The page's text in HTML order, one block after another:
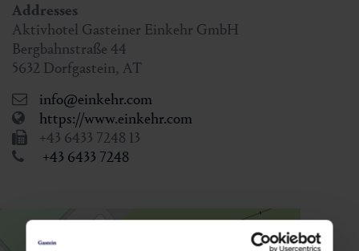
Addresses
Aktivhotel Gasteiner Einkehr GmbH
Bergbahnstraße 44
5632 Dorfgastein, AT
info@einkehr.com
https://www.einkehr.com
+43 6433 7248 13
+43 6433 7248